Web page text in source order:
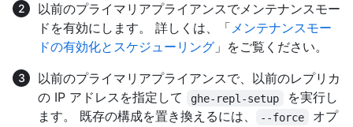
以前のプライマリアプライアンスでメンテナンスモー
ドを有効にします。 詳しくは、「メンテナンスモー
ドの有効化とスケジューリング 」をご覧ください。
以前のプライマリアプライアンスで、以前のレプリカ
の IP アドレスを指定して
ghe-repl-setup
を実行し
ます。 既存の構成を置き換えるには、
--force
オプ